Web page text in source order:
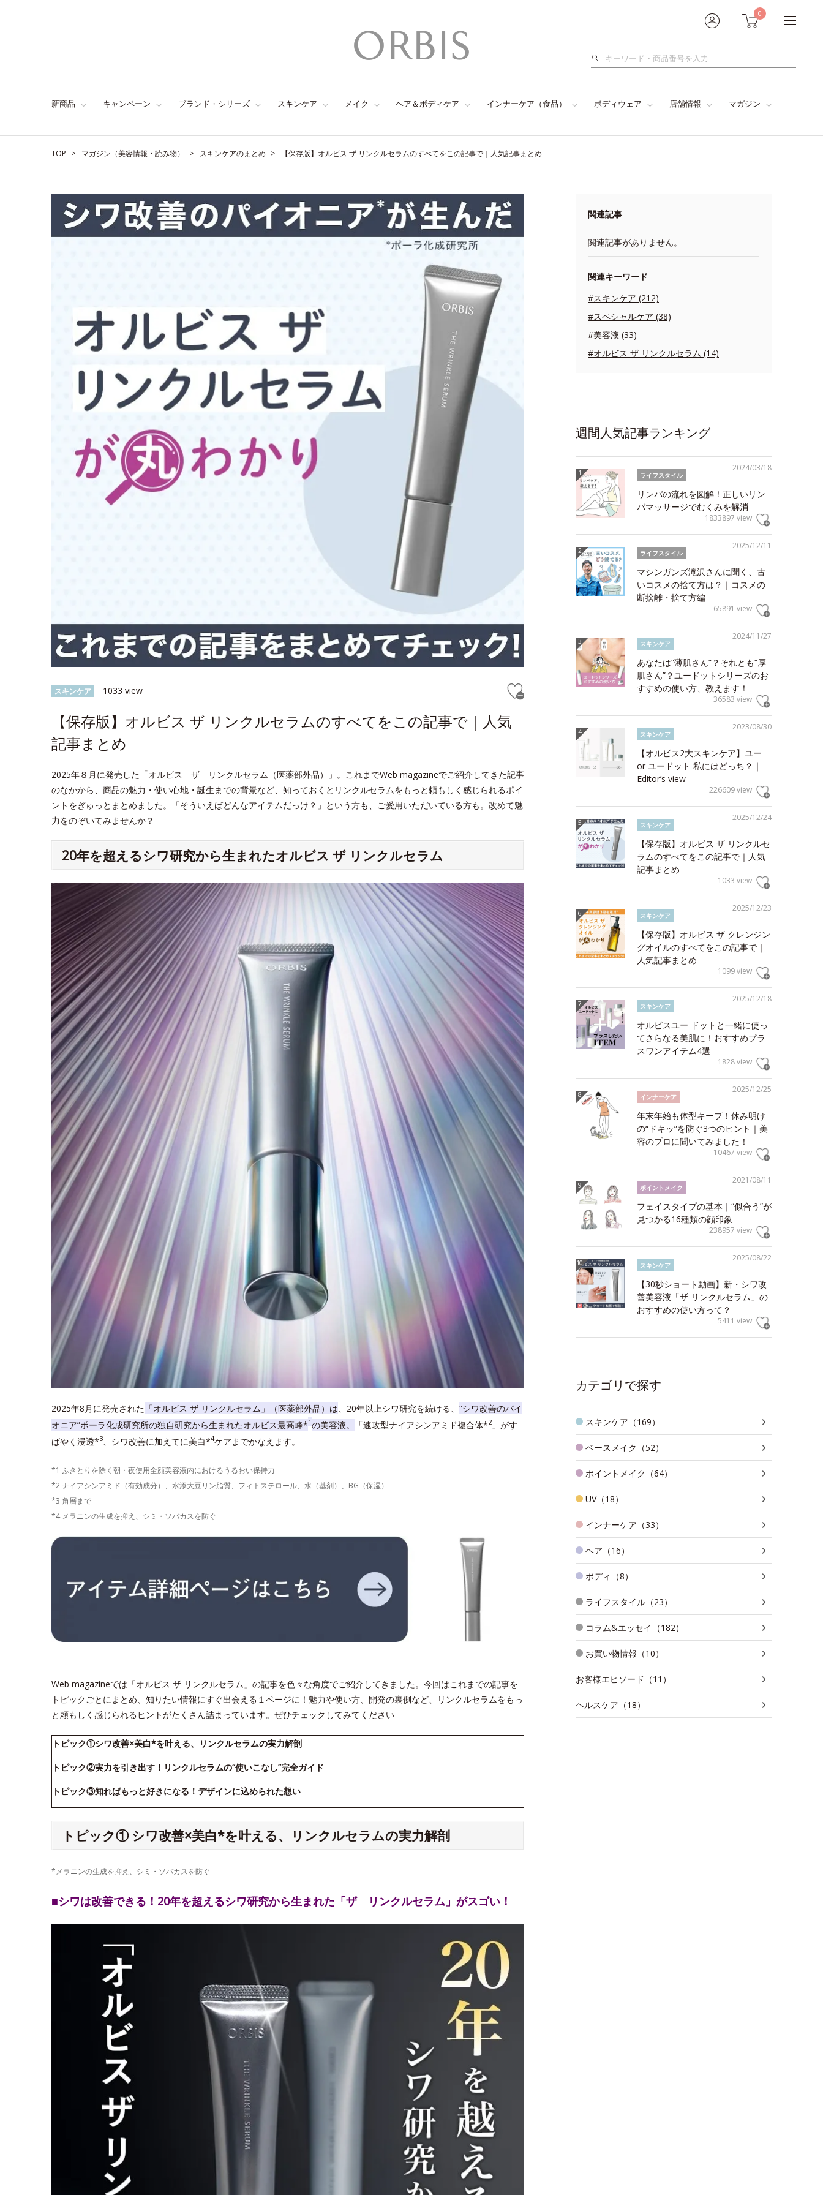
0
検
新商品 キャンペーン ブランド・シリーズ スキンケア メイク ヘア＆ボディケア インナーケア（食品） ボディウェア 店舗情報 マガジン
TOP マガジン（美容情報・読み物） スキンケアのまとめ 【保存版】オルビス ザ リンクルセラムのすべてをこの記事で｜人気記事まとめ
スキンケア 1033 view
【保存版】オルビス ザ リンクルセラムのすべてをこの記事で｜人気
記事まとめ
2025年８月に発売した「オルビス ザ リンクルセラム（医薬部外品）」。これまでWeb magazineでご紹介してきた記事
のなかから、商品の魅力・使い心地・誕生までの背景など、知っておくとリンクルセラムをもっと頼もしく感じられるポイ
ントをぎゅっとまとめました。「そういえばどんなアイテムだっけ？」という方も、ご愛用いただいている方も。改めて魅
力をのぞいてみませんか？
20年を超えるシワ研究から生まれたオルビス ザ リンクルセラム
2025年8月に発売された 「オルビス ザ リンクルセラム」（医薬部外品）は、20年以上シワ研究を続ける、 “シワ改善のパイ
オニア”ポーラ化成研究所の独自研究から生まれたオルビス最高峰*1の美容液。 「速攻型ナイアシンアミド複合体*2」がす
ばやく浸透*3 、シワ改善に加えてに美白*4ケアまでかなえます。
*1 ふきとりを除く朝・夜使用全顔美容液内におけるうるおい保持力
*2 ナイアシンアミド（有効成分）、水添大豆リン脂質、フィトステロール、水（基剤）、BG（保湿）
*3 角層まで
*4 メラニンの生成を抑え、シミ・ソバカスを防ぐ
Web magazineでは「オルビス ザ リンクルセラム」の記事を色々な角度でご紹介してきました。今回はこれまでの記事を
トピックごとにまとめ、知りたい情報にすぐ出会える１ページに！魅力や使い方、開発の裏側など、リンクルセラムをもっ
と頼もしく感じられるヒントがたくさん詰まっています。ぜひチェックしてみてください
トピック①シワ改善×美白*を叶える、リンクルセラムの実力解剖
トピック②実力を引き出す！リンクルセラムの“使いこなし”完全ガイド
トピック③知ればもっと好きになる！デザインに込められた想い
トピック① シワ改善×美白*を叶える、リンクルセラムの実力解剖
*メラニンの生成を抑え、シミ・ソバカスを防ぐ
■シワは改善できる！20年を超えるシワ研究から生まれた「ザ リンクルセラム」がスゴい！
関連記事
関連記事がありません。
関連キーワード
#スキンケア (212)
#スペシャルケア (38)
#美容液 (33)
#オルビス ザ リンクルセラム (14)
週間人気記事ランキング
2024/03/18
ライフスタイル
リンパの流れを図解！正しいリン
パマッサージでむくみを解消
1833897 view
2025/12/11
ライフスタイル
マシンガンズ滝沢さんに聞く、古
いコスメの捨て方は？｜コスメの
断捨離・捨て方編
65891 view
2024/11/27
スキンケア
あなたは“薄肌さん”？それとも“厚
肌さん”？ユードットシリーズのお
すすめの使い方、教えます！
36583 view
2023/08/30
スキンケア
【オルビス2大スキンケア】ユー
or ユードット 私にはどっち？｜
Editor’s view
226609 view
2025/12/24
スキンケア
【保存版】オルビス ザ リンクルセ
ラムのすべてをこの記事で｜人気
記事まとめ
1033 view
2025/12/23
スキンケア
【保存版】オルビス ザ クレンジン
グオイルのすべてをこの記事で｜
人気記事まとめ
1099 view
2025/12/18
スキンケア
オルビスユー ドットと一緒に使っ
てさらなる美肌に！おすすめプラ
スワンアイテム4選
1828 view
2025/12/25
インナーケア
年末年始も体型キープ！休み明け
の“ドキッ”を防ぐ3つのヒント｜美
容のプロに聞いてみました！
10467 view
2021/08/11
ポイントメイク
フェイスタイプの基本｜“似合う”が
見つかる16種類の顔印象
238957 view
2025/08/22
スキンケア
【30秒ショート動画】新・シワ改
善美容液「ザ リンクルセラム」の
おすすめの使い方って？
5411 view
カテゴリで探す
スキンケア（169）
ベースメイク（52）
ポイントメイク（64）
UV（18）
インナーケア（33）
ヘア（16）
ボディ（8）
ライフスタイル（23）
コラム&エッセイ（182）
お買い物情報（10）
お客様エピソード（11）
ヘルスケア（18）